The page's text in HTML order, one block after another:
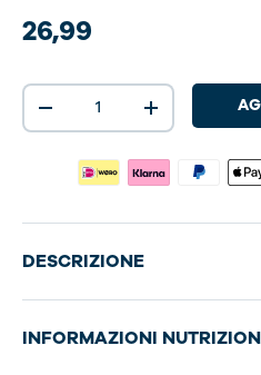
26,99
Q.tà
-
+
DESCRIZIONE
INFORMAZIONI